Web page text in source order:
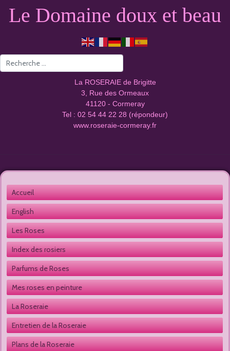
Le Domaine doux et beau
Valider
La ROSERAIE de Brigitte
3, Rue des Ormeaux
41120 - Cormeray
Tel : 02 54 44 22 28 (répondeur)
www.roseraie-cormeray.fr
Accueil
English
Les Roses
Index des rosiers
Parfums de Roses
Mes roses en peinture
La Roseraie
Entretien de la Roseraie
Plans de la Roseraie